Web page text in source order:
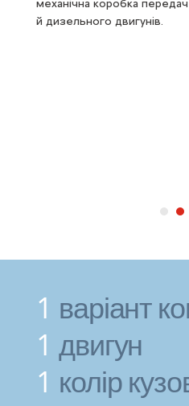
механічна коробка
й дизельного двигунів.
1 варіант
1 двигун
1 колір